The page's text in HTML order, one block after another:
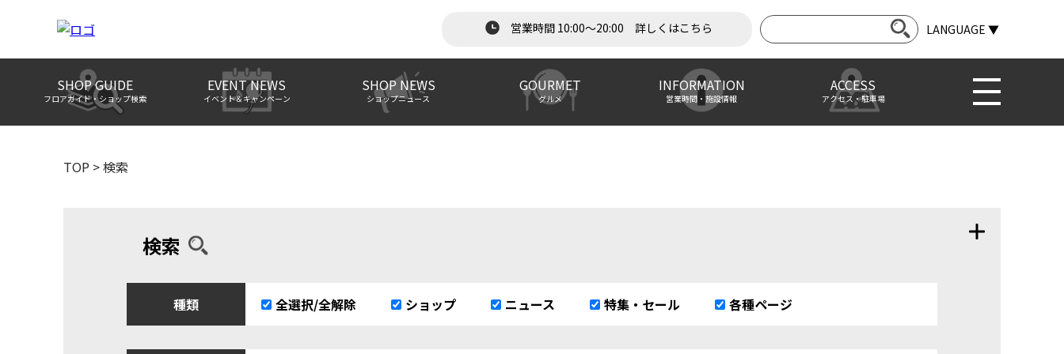
営業時間 10:00～20:00 詳しくはこちら LANGUAGE ▼
SHOP GUIDE
フロアガイド・ショップ検索
EVENT NEWS
イベント＆キャンペーン
SHOP NEWS
ショップニュース
GOURMET
グルメ
INFORMATION
営業時間・施設情報
ACCESS
アクセス・駐車場
TOP >検索
検索
種類 全選択/全解除 ショップ ニュース 特集・セール 各種ページ